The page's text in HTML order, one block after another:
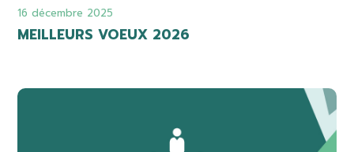
16 décembre 2025
MEILLEURS VOEUX 2026